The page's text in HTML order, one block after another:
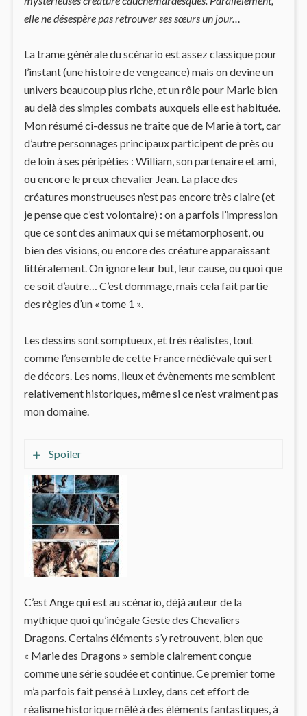
elle ne désespère pas retrouver ses sœurs un jour…
La trame générale du scénario est assez classique pour
l’instant (une histoire de vengeance) mais on devine un
univers beaucoup plus riche, et un rôle pour Marie bien
au delà des simples combats auxquels elle est habituée.
Mon résumé ci-dessus ne traite que de Marie à tort, car
d’autre personnages principaux participent de près ou
de loin à ses péripéties : William, son partenaire et ami,
ou encore le preux chevalier Jean. La place des
créatures monstrueuses n’est pas encore très claire (et
je pense que c’est volontaire) : on a parfois l’impression
que ce sont des animaux qui se métamorphosent, ou
bien des visions, ou encore des créature apparaissant
littéralement. On ignore leur but, leur cause, ou quoi que
ce soit d’autre… C’est dommage, mais cela fait partie
des règles d’un « tome 1 ».
Les dessins sont somptueux, et très réalistes, tout
comme l’ensemble de cette France médiévale qui sert
de décors. Les noms, lieux et évènements me semblent
relativement historiques, même si ce n’est vraiment pas
mon domaine.
Spoiler
Ce qui m’a le plus intéressé, dans ce tome, c’est la
provenance des monstres : ceux-ci semblent
venir d’une dimension parallèle. Dimensions qui,
paradoxalement, serait « notre » moyen-age,
dans lequel les chevaliers pourpres n’existent
assez original et furieusement intéressant !
C’est Ange qui est au scénario, déjà auteur de la
mythique quoi qu’inégale Geste des Chevaliers
Dragons. Certains éléments s’y retrouvent, bien que
« Marie des Dragons » semble clairement conçue
comme une série soudée et continue. Ce premier tome
m’a parfois fait pensé à Luxley, dans cet effort de
réalisme historique mêlé à des éléments fantastiques, à